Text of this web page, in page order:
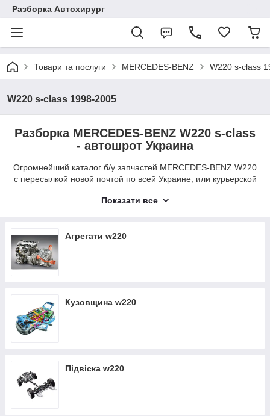
Разборка Автохирург
Товари та послуги MERCEDES-BENZ W220 s-class
W220 s-class 1998-2005
Разборка MERCEDES-BENZ W220 s-class
- автошрот Украина
Огромнейший каталог б/у запчастей MERCEDES-BENZ W220
с пересылкой новой почтой по всей Украине, или курьерской
запчасть для автомобиля MERCEDES-BENZ W220 s-classа? -
оригинальной б/у запчасти MERCEDES-BENZ W220, или
оставьте заявку на покупку и менеджеры автошрота сами с
- оплата при отриманні.
Показати все
Агрегати w220
Кузовщина w220
Підвіска w220